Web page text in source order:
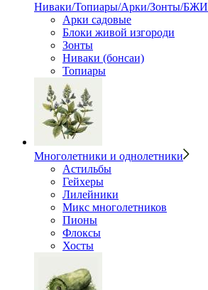
Ниваки/Топиары/Арки/Зонты/БЖИ
Арки садовые
Блоки живой изгороди
Зонты
Ниваки (бонсаи)
Топиары
Многолетники и однолетники
Астильбы
Гейхеры
Лилейники
Микс многолетников
Пионы
Флоксы
Хосты